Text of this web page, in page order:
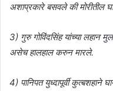
अशाप्रकारे बसवले की मोरीतील
3) गुरु गोविंदसिंह यांच्या लहान
असेच हालहाल करुन मारले.
4) पानिपत युध्दापूर्वी कुत्बशहाने